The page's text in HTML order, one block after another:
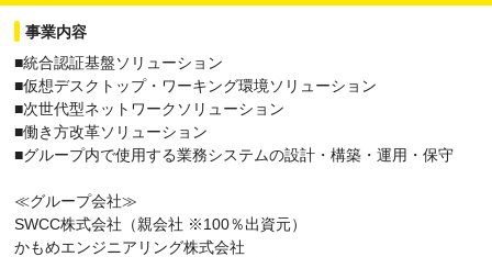
事業内容
■統合認証基盤ソリューション
■仮想デスクトップ・ワーキング環境ソリューション
■次世代型ネットワークソリューション
■働き方改革ソリューション
■グループ内で使用する業務システムの設計・構築・運用・保守
≪グループ会社≫
SWCC株式会社（親会社 ※100％出資元）
かもめエンジニアリング株式会社